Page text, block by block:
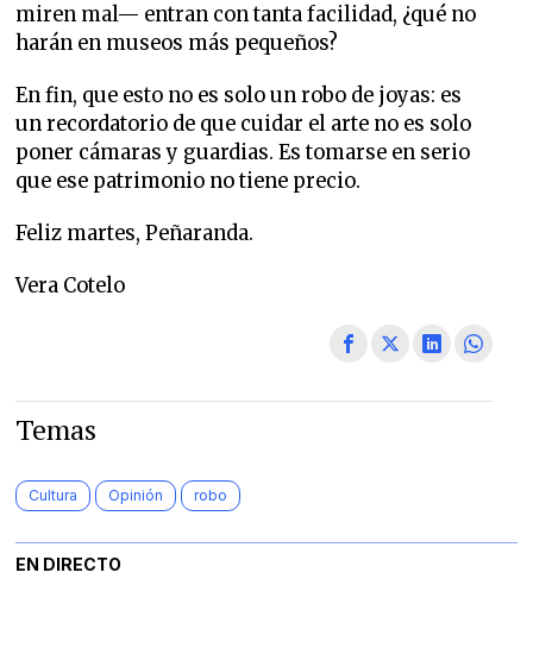
miren mal— entran con tanta facilidad, ¿qué no
harán en museos más pequeños?
En fin, que esto no es solo un robo de joyas: es
un recordatorio de que cuidar el arte no es solo
poner cámaras y guardias. Es tomarse en serio
que ese patrimonio no tiene precio.
Feliz martes, Peñaranda.
Vera Cotelo
Temas
Cultura Opinión robo
EN DIRECTO